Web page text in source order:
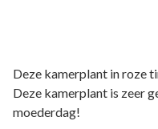
Deze kamerplant in roze
Deze kamerplant is zeer
moederdag!